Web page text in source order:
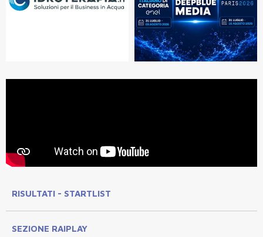
RISULTATI - STARTLIST
SEZIONE RAIPLAY